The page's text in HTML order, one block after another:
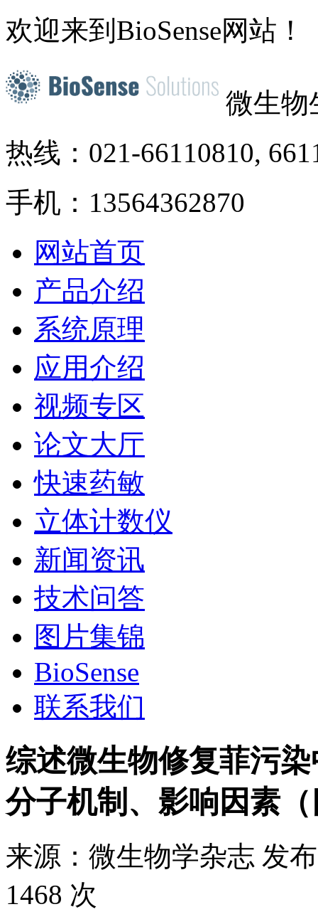
欢迎来到BioSense网站！
微生物
热线：021-66110810,
手机：13564362870
网站首页
产品介绍
系统原理
应用介绍
视频专区
论文大厅
快速药敏
立体计数仪
新闻资讯
技术问答
图片集锦
BioSense
联系我们
综述微生物修复菲污
分子机制、影响因素
来源： 微生物学杂志 发
1468 次